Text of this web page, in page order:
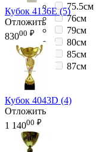
75.5см
76см
79см
80см
85см
87см
Кубок 4136E (5)
Отложить
83000 ₽
Кубок 4043D (4)
Отложить
1 14000 ₽